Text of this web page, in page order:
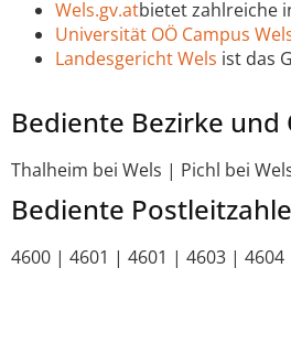
Wels.gv.atbietet zahlreiche
Universität OÖ Campus
Landesgericht Wels ist das
Bediente Bezirke
Thalheim bei Wels | Pichl bei
Bediente
4600 | 4601 | 4601 | 4603 |